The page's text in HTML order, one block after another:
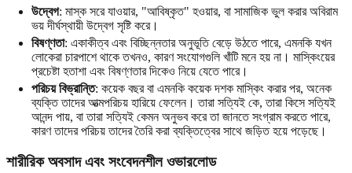
উদ্বেগ: মাস্ক সরে যাওয়ার, "আবিষ্কৃত" হওয়ার, বা সামাজিক ভুল করার অবিরাম
ভয় দীর্ঘস্থায়ী উদ্বেগ সৃষ্টি করে।
বিষণ্ণতা: একাকীত্ব এবং বিচ্ছিন্নতার অনুভূতি বেড়ে উঠতে পারে, এমনকি যখন
লোকেরা চারপাশে থাকে তখনও, কারণ সংযোগগুলি খাঁটি মনে হয় না। মাস্কিংয়ের
প্রচেষ্টা হতাশা এবং বিষণ্ণতার দিকেও নিয়ে যেতে পারে।
পরিচয় বিভ্রান্তি: কয়েক বছর বা এমনকি কয়েক দশক মাস্কিং করার পর, অনেক
ব্যক্তি তাদের আত্মপরিচয় হারিয়ে ফেলেন। তারা সত্যিই কে, তারা কিসে সত্যিই
আনন্দ পায়, বা তারা সত্যিই কেমন অনুভব করে তা জানতে সংগ্রাম করতে পারে,
কারণ তাদের পরিচয় তাদের তৈরি করা ব্যক্তিত্বের সাথে জড়িত হয়ে পড়েছে।
শারীরিক অবসাদ এবং সংবেদনশীল ওভারলোড